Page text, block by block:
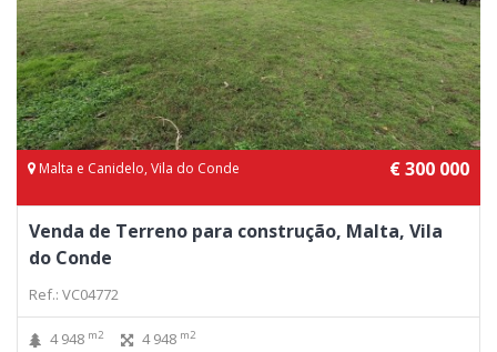
Malta e Canidelo, Vila do Conde € 300 000
Venda de Terreno para construção, Malta, Vila
do Conde
Ref.: VC04772
4 948 m2 4 948 m2